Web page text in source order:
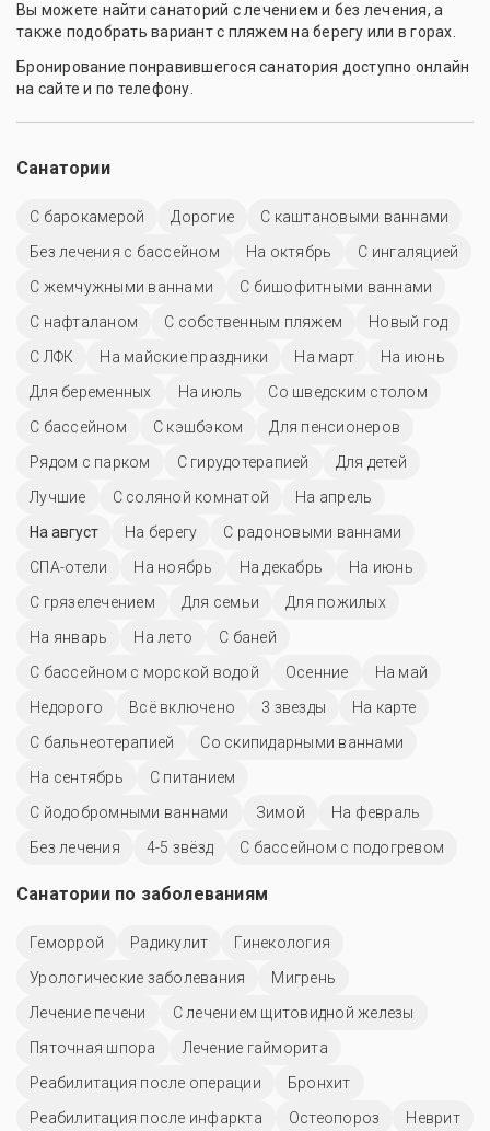
Вы можете найти санаторий с лечением и без лечения, а
также подобрать вариант с пляжем на берегу или в горах.
Бронирование понравившегося санатория доступно онлайн
на сайте и по телефону.
Санатории
С барокамерой Дорогие
С каштановыми ваннами
Без лечения с бассейном
На октябрь
С ингаляцией
С жемчужными ваннами
С бишофитными ваннами
С нафталаном
С собственным пляжем
Новый год
С ЛФК
На майские праздники На март
На июнь
Для беременных
На июль
Со шведским столом
C бассейном
С кэшбэком
Для пенсионеров
Рядом с парком
С гирудотерапией
Для детей
Лучшие
С соляной комнатой
На апрель
На август
На берегу
С радоновыми ваннами
СПА-отели
На ноябрь На декабрь
На июнь
С грязелечением
Для семьи
Для пожилых
На январь
На лето
С баней
С бассейном с морской водой
Осенние
На май
Недорого
Всё включено 3 звезды
На карте
С бальнеотерапией
Со скипидарными ваннами
На сентябрь
С питанием
С йодобромными ваннами
Зимой
На февраль
Без лечения
4-5 звёзд С бассейном с подогревом
Санатории по заболеваниям
Геморрой Радикулит
Гинекология
Урологические заболевания
Мигрень
Лечение печени
С лечением щитовидной железы
Пяточная шпора
Лечение гайморита
Реабилитация после операции
Бронхит
Реабилитация после инфаркта
Остеопороз
Неврит